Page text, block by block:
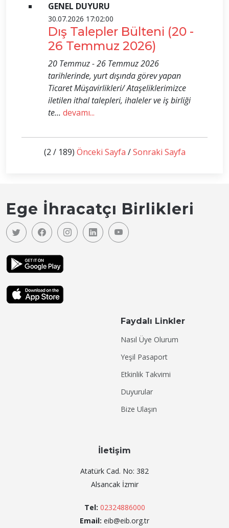
GENEL DUYURU
30.07.2026 17:02:00
Dış Talepler Bülteni (20 -
26 Temmuz 2026)
20 Temmuz - 26 Temmuz 2026
tarihlerinde, yurt dışında görev yapan
Ticaret Müşavirlikleri/ Ataşeliklerimizce
iletilen ithal talepleri, ihaleler ve iş birliği
te... devamı...
(2 / 189) Önceki Sayfa /Sonraki Sayfa
Ege İhracatçı Birlikleri
Faydalı Linkler
Nasıl Üye Olurum
Yeşil Pasaport
Etkinlik Takvimi
Duyurular
Bize Ulaşın
İletişim
Atatürk Cad. No: 382
Alsancak İzmir
Tel: 02324886000
Email: eib@eib.org.tr